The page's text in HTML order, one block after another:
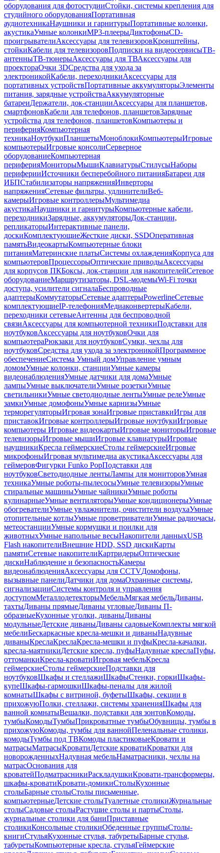
оборудования для фотостудииСтойки, системы крепления для
студийного оборудованияПортативная
аудиотехникаНаушники и гарнитурыПортативные колонки,
акустикаУмные колонкиMP3-плеерыДиктофоныCD-
проигрывателиАксессуары для телевизоровКронштейны,
стойкиКабели для телевизоровПодписки на видеосервисыТВ-
антенныТВ-тюнерыАксессуары для ТВАксессуары для
проектораОчки 3DСредства для ухода за
электроникойКабели, переходникиАксессуары для
портативных устройствПортативные аккумуляторыЭлементы
питания, зарядные устройстваАккумуляторные
батареиДержатели, док-станцииАксессуары для планшетов,
смартфоновКабели для телефонов, планшетовЗарядные
устройства для телефонов, планшетовКомпьютеры и
периферияКомпьютерная
техникаНоутбукиПланшетыМоноблокиКомпьютерыИгровые
компьютерыИгровые консолиСерверное
оборудованиеКомпьютерная
периферияМониторыМышиКлавиатурыСтилусыНаборы
периферииИсточники бесперебойного питанияБатареи для
ИБПСтабилизаторы напряженияИнверторы
напряженияСетевые фильтры, удлинителиВеб-
камерыИгровые контроллерыМультимедиа
акустикаНаушники и гарнитурыКомпьютерные кабели,
переходникиЗарядные, аккумуляторыДок-станции,
репликаторыИнтерактивные панели,
доскиКомплектующиеЖесткие диски, SSDОперативная
памятьВидеокартыКомпьютерные блоки
питанияМатеринские платыСистемы охлажденияКорпуса для
компьютеровПроцессорыОптические приводыАксессуары
для корпусов ПКБоксы, док-станции для накопителейСетевое
оборудованиеМаршрутизаторы, DSL-модемыWi-Fi точки
доступа, усилители сигналаБеспроводные
адаптерыКоммутаторыСетевые адаптерыPowerlineСетевые
комплектующиеIP-телефонияМедиаконвертерыКабели,
переходники сетевыеАнтенны для беспроводной
связиАксессуары для компьютерной техникиПодставки для
ноутбуковАксессуары для ноутбуковОчки для
компьютераРюкзаки для ноутбуковСумки, чехлы для
ноутбуковСредства для ухода за электроникойПрограммное
обеспечениеСистема Умный домУправление умным
домомУмные колонки, станцииУмные камеры
видеонаблюденияУмные датчики для домаУмные
лампыУмные выключателиУмные розеткиУмные
светильникиУмные светодиодные лентыУмные релеУмные
замкиУмные домофоныУмные карнизыУмные
терморегуляторыИгровая зонаИгровые приставкиИгры для
приставокИгровые контроллерыИгровые ноутбукиИгровые
компьютеры Игровые видеокартыИгровые мониторыИгровые
телевизорыИгровые мышиИгровые клавиатурыИгровые
наушникиКресла геймерскиеСтолы геймерскиеИгровые
микрофоныИгровая мультимедиа акустикаАксессуары для
геймеровФигурки Funko PopПодставки для
ноутбуковСветодиодные лентыЛампы для мониторовУмная
техникаУмные роботы-пылесосыУмные телевизорыУмные
стиральные машиныУмные чайникиУмные роботы
кулинарныеУмные вентиляторыУмные кондиционерыУмные
обогревателиУмные увлажнители, очистители воздухаУмные
отопительные котлыУмные проветривателиУмные радиочасы,
метеостанцииУмные кормушки и поилки для
животныхУмные напольные весыНакопители данныхUSB
Flash накопителиВнешние HDD, SSD дискиКарты
памятиСетевые накопителиКартридерыОптические
дискиНаблюдение и безопасностьКамеры
видеонаблюденияАксессуары для CCTVДомофоны,
вызывные панелиДатчики для домаОхранные системы,
сигнализацииСистемы контроля и управления
доступомМеталлодетекторыМебельМягкая мебельДиваны,
тахтыДиваны прямыеДиваны угловыеДиваны П-
образныеКухонные уголки, диваныДиваны
модульныеДетские диваныДиваны садовыеКомплекты мягкой
мебелиБескаркасные кресла-мешки и диваныНадувные
диваныКреслаКреслаКресла-мешки и пуфыКресла-качалки,
кресла-маятникиДетские кресла, пуфыНадувные креслаПуфы,
оттоманкиКресла-кроватиИгровая мебельКресла
геймерскиеСтолы геймерскиеПодставки для
ноутбуковШкафы и стеллажиШкафыСтенки, горкиШкафы-
купеШкафы-гармошкиШкафы-пеналы для жилой
комнатыШкафы с витриной, буфетыШкафы, секции в
прихожуюПолки, стеллажи, системы храненияШкафы для
ванной комнатыВешалки, подставки для зонтовКомоды,
тумбыКомодыТумбыПрикроватные тумбыОбувницы, тумбы в
прихожуюКомоды, тумбы для ваннойПеленальные столики,
комодыТумбы под ТВКомоды пластиковыеКровати и
матрасыМатрасыКроватиДетские кроватиКроватки для
новорожденныхНадувная мебельНаматрасники, чехлы на
матрасОснования для
кроватейПодматрасникиРаскладушкиКровати-трансформеры,
шкафы-кроватиКровати-домикиСтолыКухонные
столыБарные столыСтолы письменные,
компьютерныеДетские столыТуалетные столикиЖурнальные
столыСадовые столыРастущие столы и партыСтолы,
журнальные столики для баниПриставные
столикиКонсольные столикиОбеденные группыСтолы-
книгиСтульяКухонные стулья, табуретыБарные стулья,
табуретыКомпьютерные кресла, стульяГеймерские